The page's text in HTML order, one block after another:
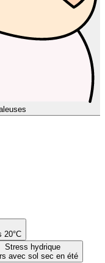
20°C
Stress hydrique
avec sol sec en été